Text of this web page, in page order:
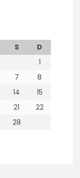
S
D
1
7
8
14
15
21
22
28